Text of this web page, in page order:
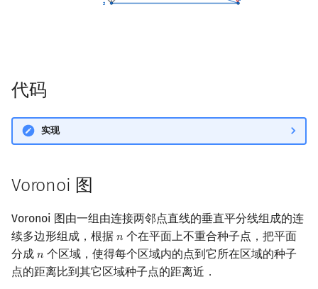
代码
实现
Voronoi 图
Voronoi 图由一组由连接两邻点直线的垂直平分线组成的连
续多边形组成，根据 𝑛
n 个在平面上不重合种子点，把平面
分成 𝑛
n 个区域，使得每个区域内的点到它所在区域的种子
点的距离比到其它区域种子点的距离近．